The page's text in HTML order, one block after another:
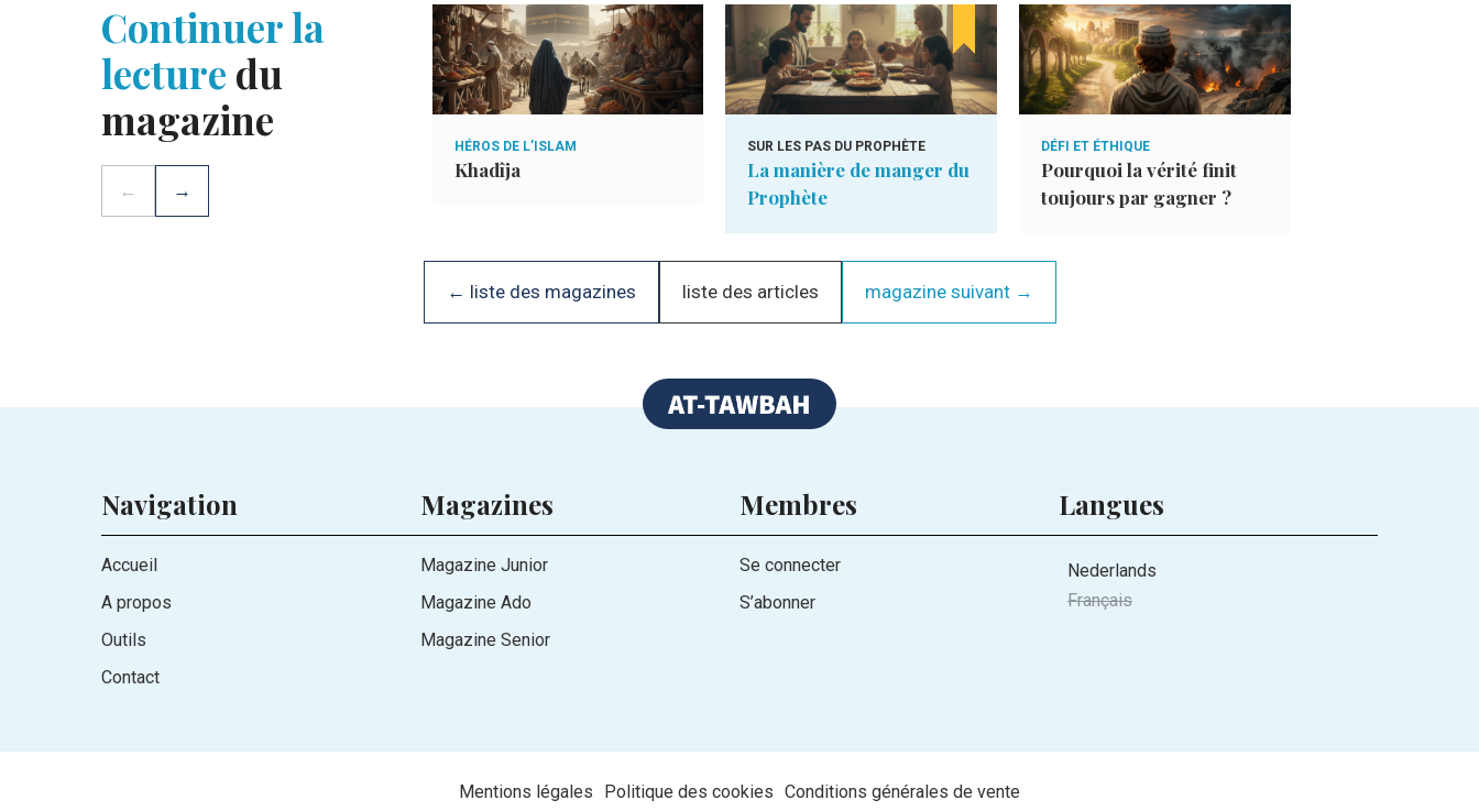
Continuer la
lecture du
magazine
← →
ÉDITO
Édito Ado 3
HÉROS DE L’ISLAM
Khadîja
SUR LES PAS DU PROPHÈTE
La manière de manger du
Prophète
DÉFI ET ÉTHIQUE
Pourquoi la vérité finit
toujours par gagner ?
← liste des magazines liste des articles magazine suivant →
Navigation
Accueil
A propos
Outils
Contact
Magazines
Magazine Junior
Magazine Ado
Magazine Senior
Membres
Se connecter
S’abonner
Langues
Nederlands
Français
Mentions légales Politique des cookies Conditions générales de vente